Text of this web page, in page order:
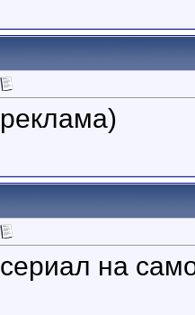
реклама)
сериал на